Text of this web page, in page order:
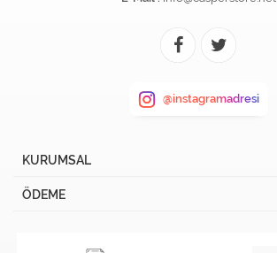
@instagramadresi
KURUMSAL
ÖDEME